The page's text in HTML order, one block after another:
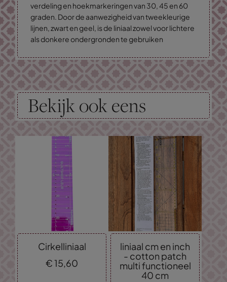
verdeling en hoekmarkeringen van 30, 45 en 60
graden. Door de aanwezigheid van tweekleurige
lijnen, zwart en geel, is de liniaal zowel voor lichtere
als donkere ondergronden te gebruiken
Bekijk ook eens
Cirkelliniaal
€15,60
liniaal cm en inch
- cotton patch
multi functioneel
40 cm